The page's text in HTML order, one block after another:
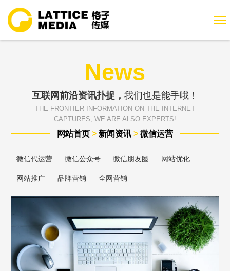
News
互联网前沿资讯扑捉， 我们也是能手哦！
THE FRONTIER INFORMATION ON THE INTERNET
CAPTURES, WE ARE ALSO EXPERTS!
网站首页 > 新闻资讯 > 微信运营
微信代运营 微信公众号 微信朋友圈 网站优化
网站推广 品牌营销 全网营销